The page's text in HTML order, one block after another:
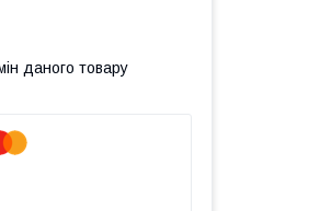
даного товару